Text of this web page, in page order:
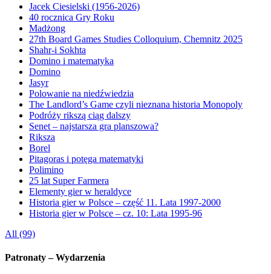
Jacek Ciesielski (1956-2026)
40 rocznica Gry Roku
Madżong
27th Board Games Studies Colloquium, Chemnitz 2025
Shahr-i Sokhta
Domino i matematyka
Domino
Jasyr
Polowanie na niedźwiedzia
The Landlord’s Game czyli nieznana historia Monopoly
Podróży rikszą ciąg dalszy
Senet – najstarsza gra planszowa?
Riksza
Borel
Pitagoras i potęga matematyki
Polimino
25 lat Super Farmera
Elementy gier w heraldyce
Historia gier w Polsce – część 11. Lata 1997-2000
Historia gier w Polsce – cz. 10: Lata 1995-96
All (99)
Patronaty – Wydarzenia